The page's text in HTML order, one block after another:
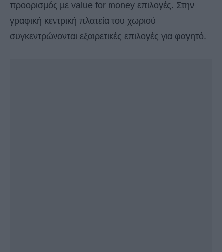
προορισµός µε value for money επιλογές. Στην
γραφική κεντρική πλατεία του χωριού
συγκεντρώνονται εξαιρετικές επιλογές για φαγητό.